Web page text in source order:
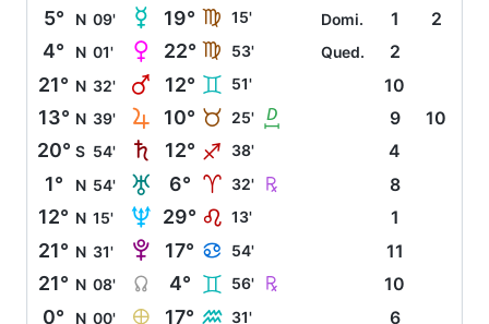
5° N 09' O 19° F 15' Domi. 1 2
4° N 01' P 22° F 53' Qued. 2
21° N 32' Q 12° C 51' 10
13° N 39' R 10° B 25' b 9 10
20° S 54' S 12° I 38' 4
1° N 54' T 6° A 32' Ç 8
12° N 15' U 29° E 13' 1
21° N 31' V 17° D 54' 11
21° N 08' Y 4° C 56' Ç 10
0° N 00' È 17° K 31' 6